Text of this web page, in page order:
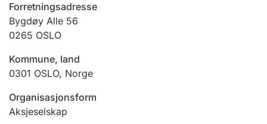
Jeger
Ektepaktveileder
Forretningsadresse
Bygdøy Alle 56
0265 OSLO
Kommune, land
0301 OSLO, Norge
Organisasjonsform
Aksjeselskap